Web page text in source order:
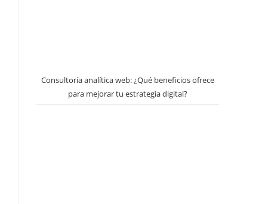
Consultoría analítica web: ¿Qué beneficios ofrece
para mejorar tu estrategia digital?